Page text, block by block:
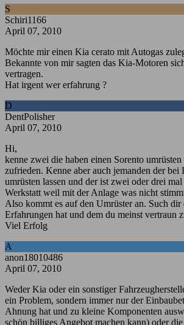
S
Schiri1166
April 07, 2010
Möchte mir einen Kia cerato mit Autogas
Bekannte von mir sagten das Kia-Motoren
vertragen.
Hat irgent wer erfahrung ?
D
DentPolisher
April 07, 2010
Hi,
kenne zwei die haben einen Sorento umrüsten
zufrieden. Kenne aber auch jemanden der bei
umrüsten lassen und der ist zwei oder drei
Werkstatt weil mit der Anlage was nicht
Also kommt es auf den Umrüster an. Such
Erfahrungen hat und dem du meinst vertraun
Viel Erfolg
A
anon18010486
April 07, 2010
Weder Kia oder ein sonstiger
ein Problem, sondern immer nur der
Ahnung hat und zu kleine Komponenten
schön billiges Angebot machen kann) oder